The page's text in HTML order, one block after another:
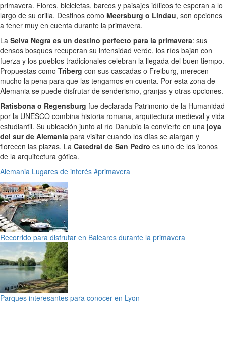
primavera. Flores, bicicletas, barcos y paisajes idílicos te esperan a lo
largo de su orilla. Destinos como Meersburg o Lindau, son opciones
a tener muy en cuenta durante la primavera.
La Selva Negra es un destino perfecto para la primavera: sus
densos bosques recuperan su intensidad verde, los ríos bajan con
fuerza y los pueblos tradicionales celebran la llegada del buen tiempo.
Propuestas como Triberg con sus cascadas o Freiburg, merecen
mucho la pena para que las tengamos en cuenta. Por esta zona de
Alemania se puede disfrutar de senderismo, granjas y otras opciones.
Ratisbona o Regensburg fue declarada Patrimonio de la Humanidad
por la UNESCO combina historia romana, arquitectura medieval y vida
estudiantil. Su ubicación junto al río Danubio la convierte en una joya
del sur de Alemania para visitar cuando los días se alargan y
florecen las plazas. La Catedral de San Pedro es uno de los iconos
de la arquitectura gótica.
Alemania Lugares de interés #primavera
Recorrido para disfrutar en Baleares durante la primavera
Parques interesantes para conocer en Lyon